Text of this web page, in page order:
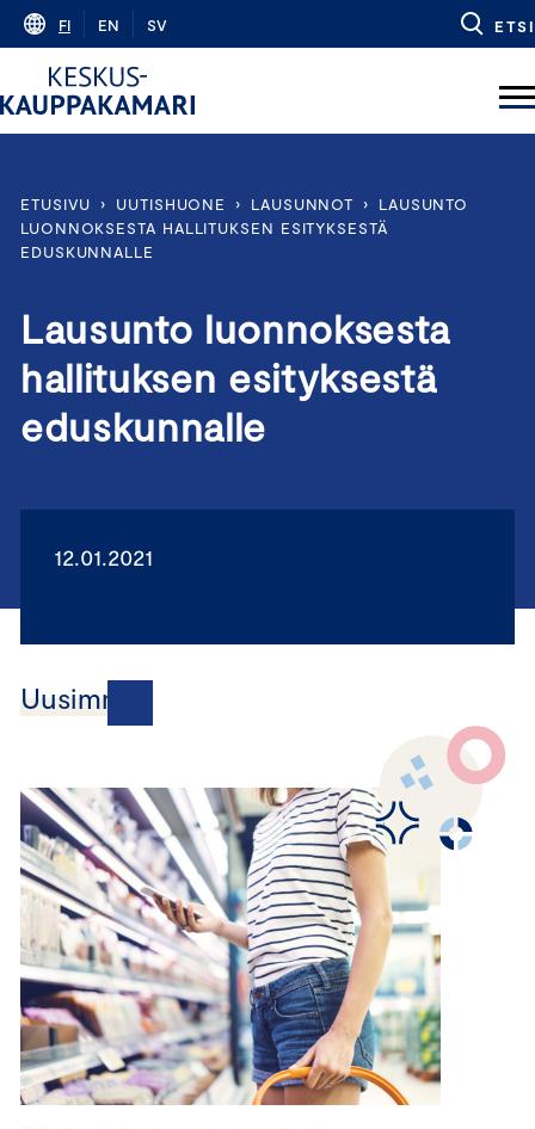
Skip
content
FI EN SV ETSI
ETUSIVU › UUTISHUONE › LAUSUNNOT ›
LAUSUNTO
LUONNOKSESTA HALLITUKSEN ESITYKSESTÄ
EDUSKUNNALLE
Lausunto luonnoksesta
hallituksen esityksestä
eduskunnalle
12.01.2021
Uusimmat